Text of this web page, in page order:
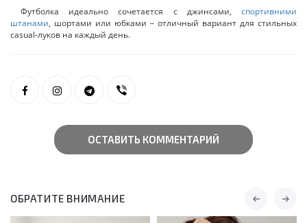
Футболка идеально сочетается с джинсами, спортивними
штанами, шортами или юбками – отличный вариант для стильных
casual-луков на каждый день.
ОСТАВИТЬ КОММЕНТАРИЙ
ОБРАТИТЕ ВНИМАНИЕ